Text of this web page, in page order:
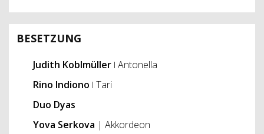
BESETZUNG
Judith Koblmüller ǀ Antonella
Rino Indiono ǀ Tari
Duo Dyas
Yova Serkova | Akkordeon